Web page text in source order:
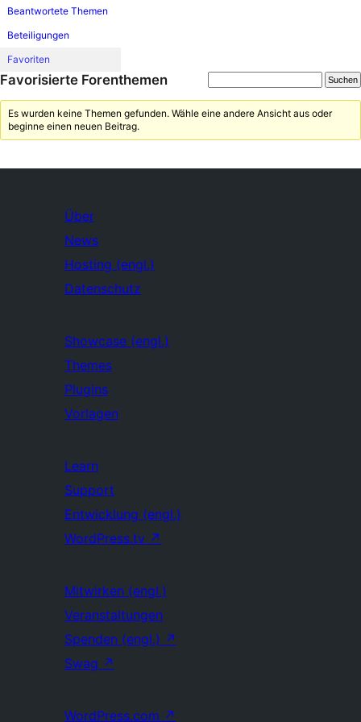
Beantwortete Themen
Beteiligungen
Favoriten
Favorisierte Forenthemen
Es wurden keine Themen gefunden. Wähle eine andere Ansicht aus oder
beginne einen neuen Beitrag.
Über
News
Hosting (engl.)
Datenschutz
Showcase (engl.)
Themes
Plugins
Vorlagen
Learn
Support
Entwicklung (engl.)
WordPress.tv ↗
Mitwirken (engl.)
Veranstaltungen
Spenden (engl.) ↗
Swag ↗
WordPress.com ↗